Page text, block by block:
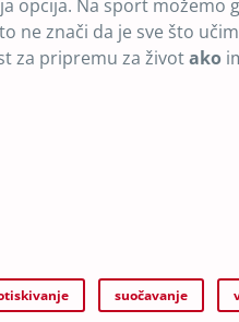
opcija. Na sport možemo
ne znači da je sve što
za pripremu za životako
suočavanje